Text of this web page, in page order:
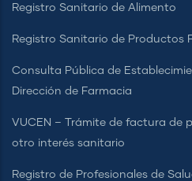
Registro Sanitario de Alimento
Registro Sanitario de Productos
Consulta Pública de
Dirección de Farmacia
VUCEN – Trámite de factura de
otro interés sanitario
Registro de Profesionales de